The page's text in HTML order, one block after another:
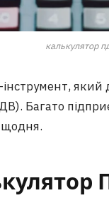
калькулятор
який
Багато
щодня.